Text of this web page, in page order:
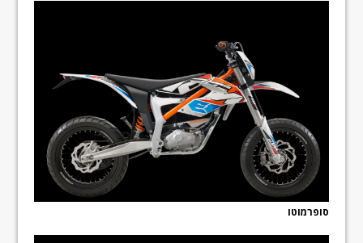
סופרמוטו